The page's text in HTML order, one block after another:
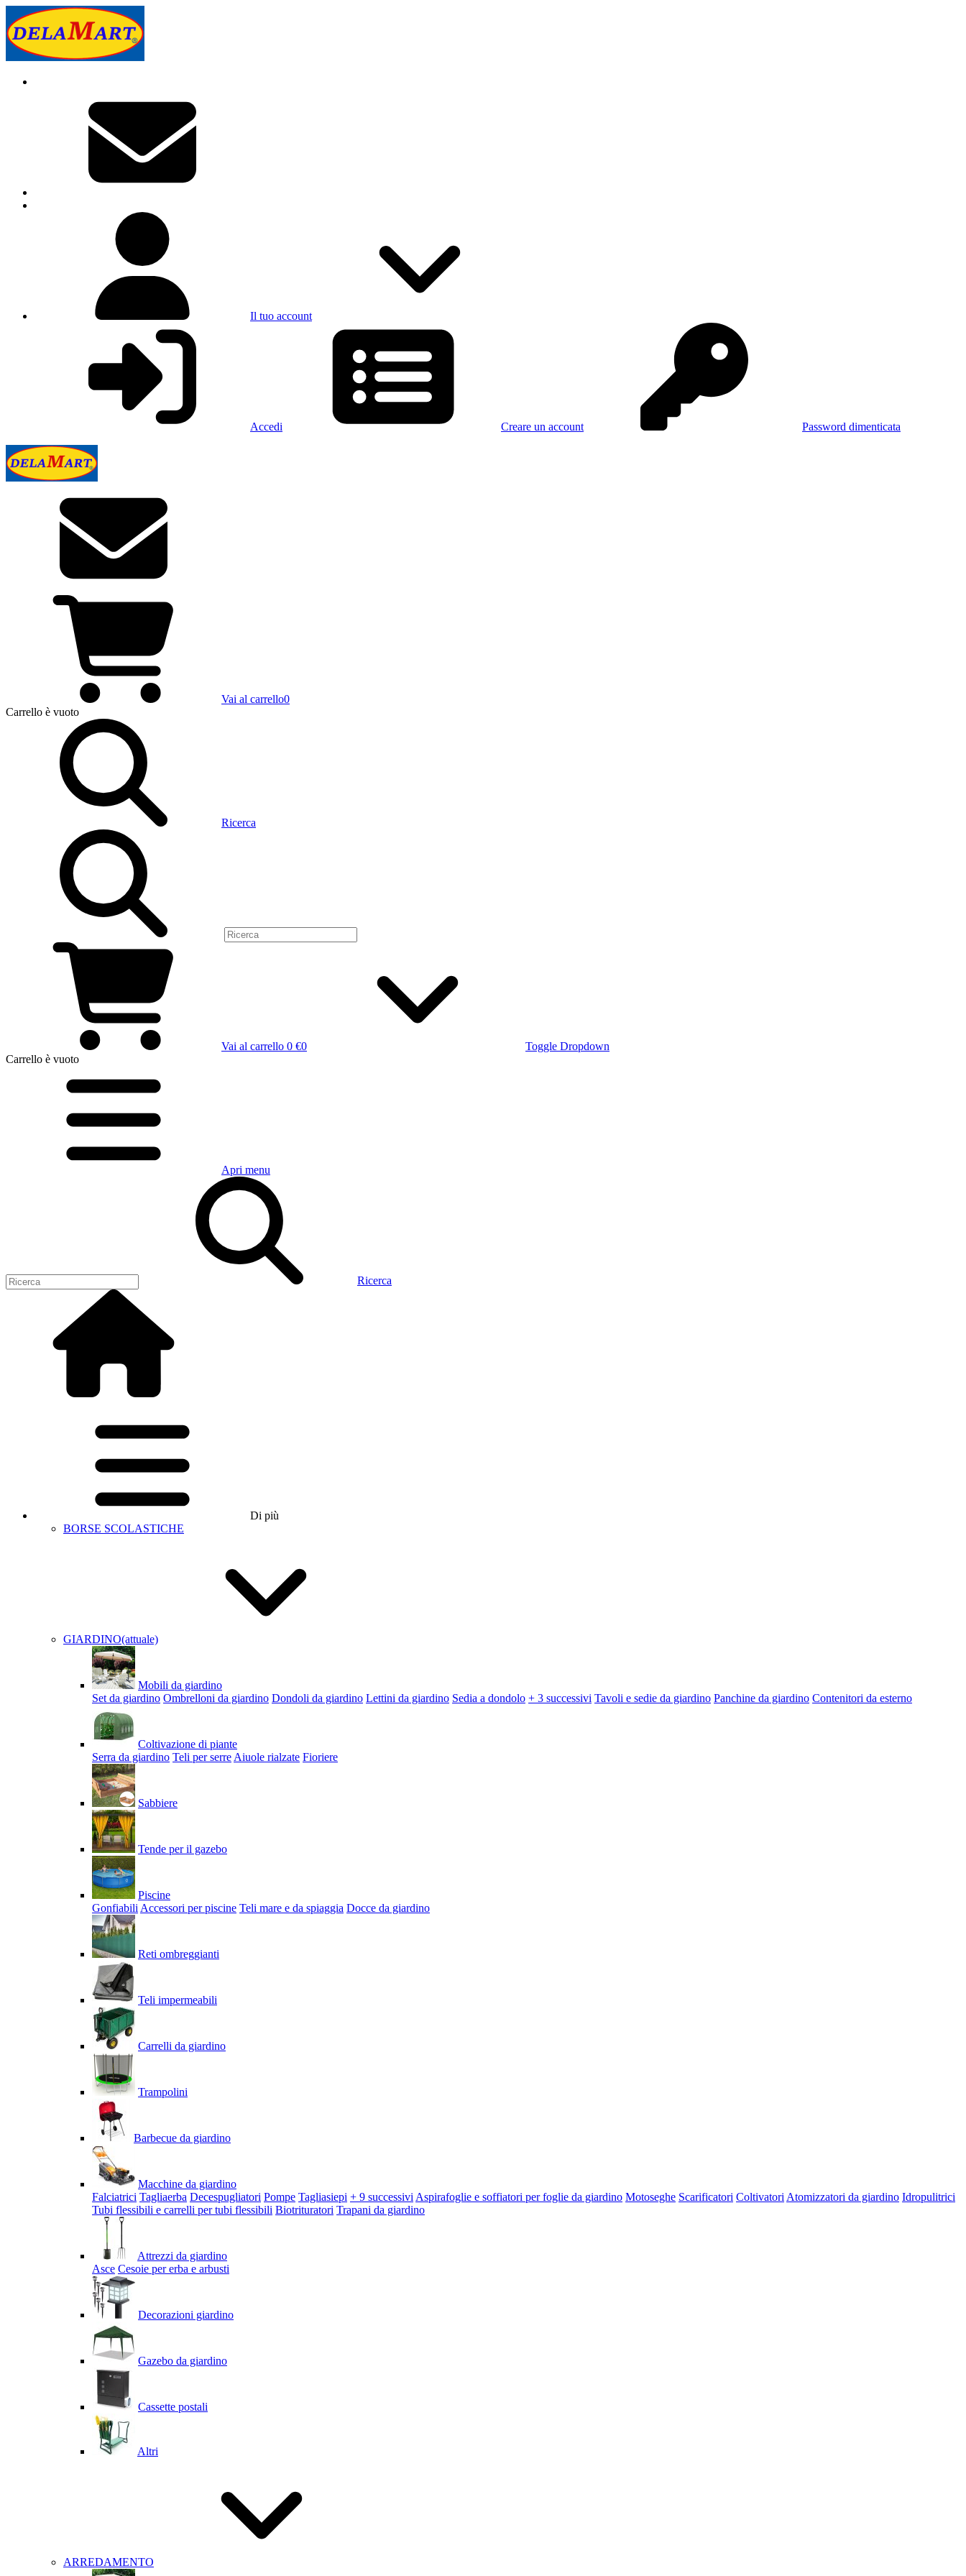
Il tuo account
Accedi Creare un account Password dimenticata
Vai al carrello0
Carrello è vuoto
Ricerca
Vai al carrello 0 €0
Toggle Dropdown
Carrello è vuoto
Apri menu
Ricerca
Di più
BORSE SCOLASTICHE
GIARDINO(attuale)
Mobili da giardino
Set da giardino Ombrelloni da giardino Dondoli da giardino Lettini da giardino Sedia a dondolo + 3 successivi Tavoli e sedie da giardino Panchine da giardino Contenitori da esterno
Coltivazione di piante
Serra da giardino Teli per serre Aiuole rialzate Fioriere
Sabbiere
Tende per il gazebo
Piscine
Gonfiabili Accessori per piscine Teli mare e da spiaggia Docce da giardino
Reti ombreggianti
Teli impermeabili
Carrelli da giardino
Trampolini
Barbecue da giardino
Macchine da giardino
Falciatrici Tagliaerba Decespugliatori Pompe Tagliasiepi + 9 successivi Aspirafoglie e soffiatori per foglie da giardino Motoseghe Scarificatori Coltivatori Atomizzatori da giardino Idropulitrici
Tubi flessibili e carrelli per tubi flessibili Biotrituratori Trapani da giardino
Attrezzi da giardino
Asce Cesoie per erba e arbusti
Decorazioni giardino
Gazebo da giardino
Cassette postali
Altri
ARREDAMENTO